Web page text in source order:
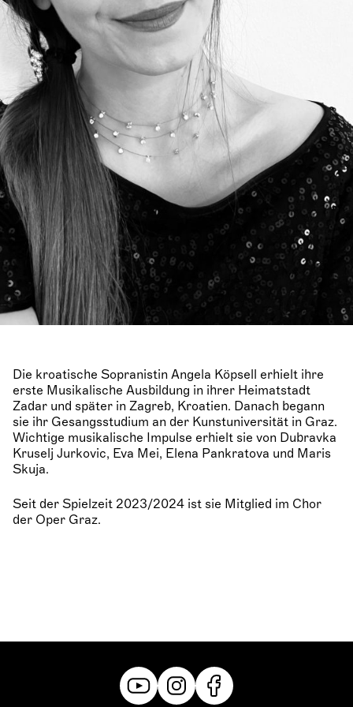
Die kroatische Sopranistin Angela Köpsell erhielt ihre
erste Musikalische Ausbildung in ihrer Heimatstadt
Zadar und später in Zagreb, Kroatien. Danach begann
sie ihr Gesangsstudium an der Kunstuniversität in Graz.
Wichtige musikalische Impulse erhielt sie von Dubravka
Kruselj Jurkovic, Eva Mei, Elena Pankratova und Maris
Skuja.
Seit der Spielzeit 2023/2024 ist sie Mitglied im Chor
der Oper Graz.